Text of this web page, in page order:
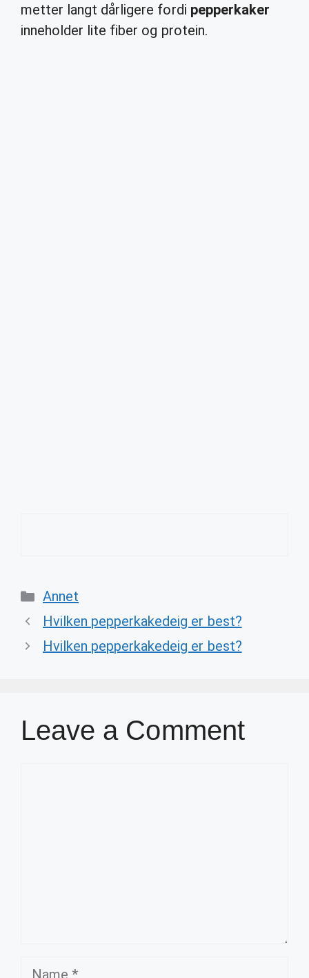
metter langt dårligere fordi pepperkaker
inneholder lite fiber og protein.
Categories
Annet
Hvilken pepperkakedeig er best?
Hvilken pepperkakedeig er best?
Leave a Comment
Name